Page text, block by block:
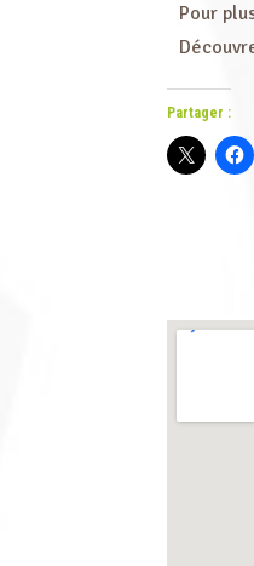
Pour
Partager :